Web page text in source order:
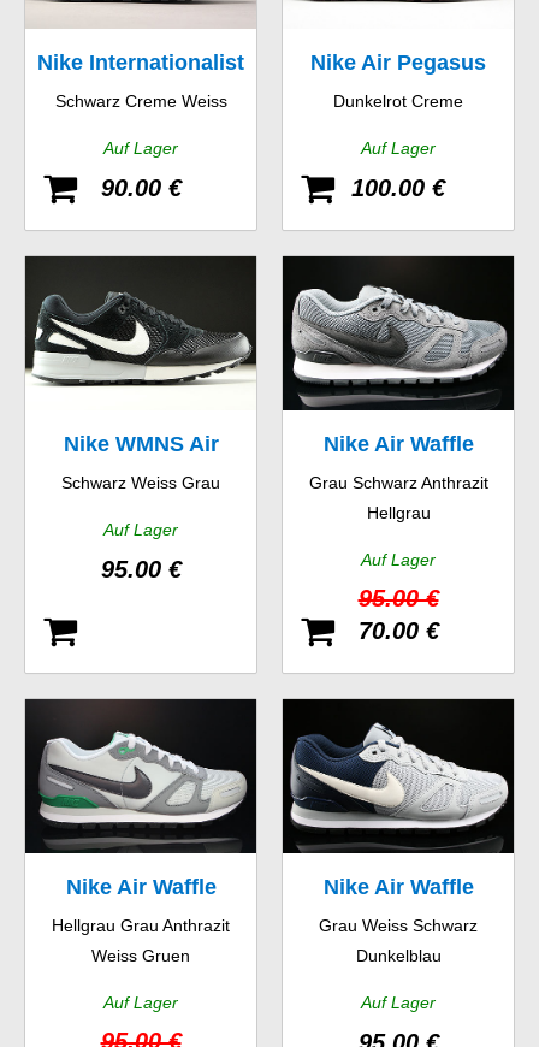
Nike Internationalist
Schwarz Creme Weiss
Auf Lager
90.00 €
Nike Air Pegasus
New Racer
Dunkelrot Creme
Auf Lager
100.00 €
Nike WMNS Air
Pegasus 89
Schwarz Weiss Grau
Auf Lager
95.00 €
Nike Air Waffle
Trainer
Grau Schwarz Anthrazit
Hellgrau
Auf Lager
95.00 €
70.00 €
Nike Air Waffle
Trainer
Hellgrau Grau Anthrazit
Weiss Gruen
Auf Lager
95.00 €
Nike Air Waffle
Trainer
Grau Weiss Schwarz
Dunkelblau
Auf Lager